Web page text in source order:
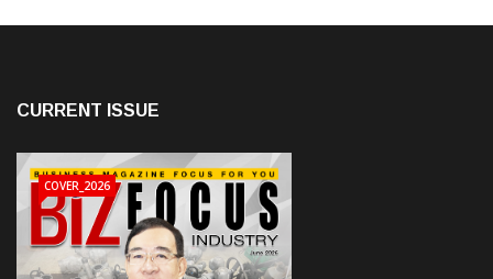
CURRENT ISSUE
COVER_2026